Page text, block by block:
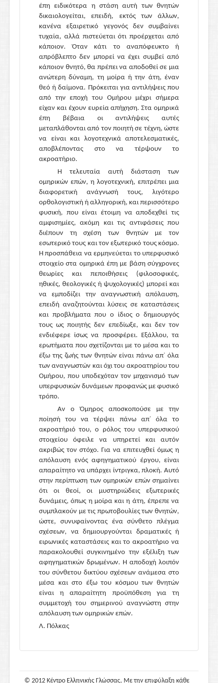
έπη ειδικότερα η στάση αυτή των θνητών
δικαιολογείται, επειδή, εκτός των άλλων,
κανένα εξαιρετικό γεγονός δεν συμβαίνει
τυχαία, αλλά πιστεύεται ότι προέρχεται από
κάποιον. Όταν κάτι το αναπόφευκτο ή
απρόβλεπτο δεν μπορεί να έχει συμβεί από
κάποιον θνητό, θα πρέπει να αποδοθεί σε μια
ανώτερη δύναμη, τη μοίρα ή την άτη, έναν
θεό ή δαίμονα. Πρόκειται για αντιλήψεις που
από την εποχή του Ομήρου μέχρι σήμερα
είχαν και έχουν ευρεία απήχηση. Στα ομηρικά
έπη βέβαια οι αντιλήψεις αυτές
μεταπλάθονται από τον ποιητή σε τέχνη, ώστε
να είναι και λογοτεχνικά αποτελεσματικές,
αποβλέποντας στο να τέρψουν το
ακροατήριο.
Η τελευταία αυτή διάσταση των
ομηρικών επών, η λογοτεχνική, επιτρέπει μια
διαφορετική ανάγνωσή τους, λιγότερο
ορθολογιστική ή αλληγορική, και περισσότερο
φυσική, που είναι έτοιμη να αποδεχθεί τις
αμφισημίες, ακόμη και τις αντιφάσεις που
διέπουν τη σχέση των θνητών με τον
εσωτερικό τους και τον εξωτερικό τους κόσμο.
Η προσπάθεια να ερμηνεύεται το υπερφυσικό
στοιχείο στα ομηρικά έπη με βάση σύγχρονες
θεωρίες και πεποιθήσεις (φιλοσοφικές,
ηθικές, θεολογικές ή ψυχολογικές) μπορεί και
να εμποδίζει την αναγνωστική απόλαυση,
επειδή αναζητούνται λύσεις σε καταστάσεις
και προβλήματα που ο ίδιος ο δημιουργός
τους ως ποιητής δεν επεδίωξε, και δεν τον
ενδιέφερε ίσως να προσφέρει. Εξάλλου, τα
ερωτήματα που σχετίζονται με το μέσα και το
έξω της ζωής των θνητών είναι πάνω απ᾽ όλα
των αναγνωστών και όχι του ακροατηρίου του
Ομήρου, που υποδεχόταν τον μηχανισμό των
υπερφυσικών δυνάμεων προφανώς με φυσικό
τρόπο.
Αν ο Όμηρος αποσκοπούσε με την
ποίησή του να τέρψει πάνω απ᾽ όλα το
ακροατήριό του, ο ρόλος του υπερφυσικού
στοιχείου όφειλε να υπηρετεί και αυτόν
ακριβώς τον στόχο. Για να επιτευχθεί όμως η
απόλαυση ενός αφηγηματικού έργου, είναι
απαραίτητο να υπάρχει ίντριγκα, πλοκή. Αυτό
στην περίπτωση των ομηρικών επών σημαίνει
ότι οι θεοί, οι μυστηριώδεις εξωτερικές
δυνάμεις, όπως η μοίρα και η άτη, έπρεπε να
συμπλακούν με τις πρωτοβουλίες των θνητών,
ώστε, συνυφαίνοντας ένα σύνθετο πλέγμα
σχέσεων, να δημιουργούνται δραματικές ή
ειρωνικές καταστάσεις και το ακροατήριο να
παρακολουθεί συγκινημένο την εξέλιξη των
αφηγηματικών δρωμένων. Η αποδοχή λοιπόν
του σύνθετου δικτύου σχέσεων ανάμεσα στο
μέσα και στο έξω του κόσμου των θνητών
είναι η απαραίτητη προϋπόθεση για τη
συμμετοχή του σημερινού αναγνώστη στην
απόλαυση των ομηρικών επών.
Λ. Πόλκας
© 2012 Κέντρο Ελληνικής Γλώσσας, Με την επιφύλαξη κάθε